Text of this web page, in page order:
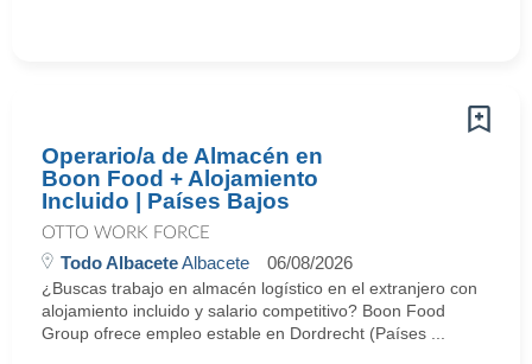
Operario/a de Almacén en
Boon Food + Alojamiento
Incluido | Países Bajos
OTTO WORK FORCE
Todo AlbaceteAlbacete 06/08/2026
¿Buscas trabajo en almacén logístico en el extranjero con
alojamiento incluido y salario competitivo? Boon Food
Group ofrece empleo estable en Dordrecht (Países ...